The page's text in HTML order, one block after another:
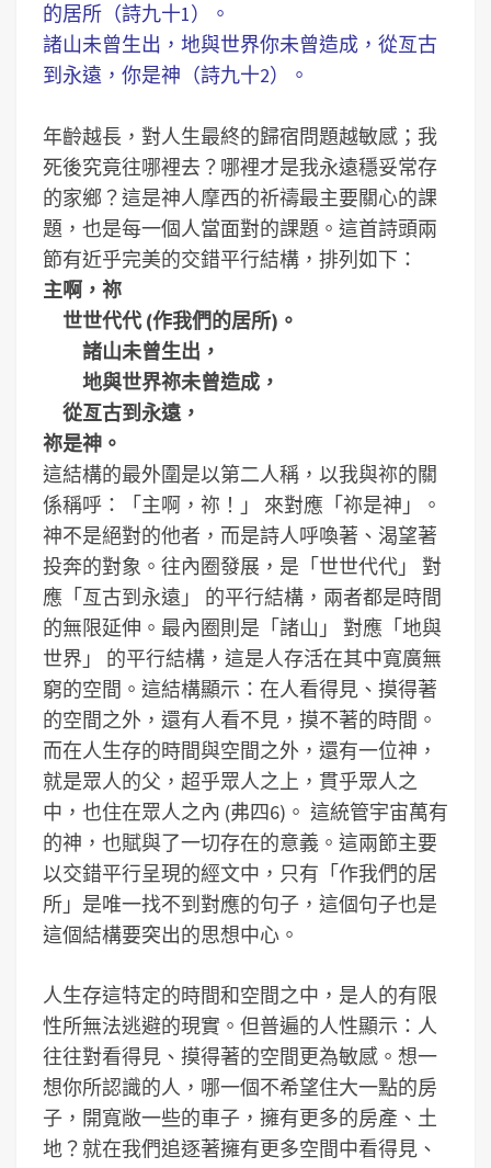
的居所（詩九十1）。
諸山未曾生出，地與世界你未曾造成，從亙古
到永遠，你是神（詩九十2）。
年齡越長，對人生最終的歸宿問題越敏感；我
死後究竟往哪裡去？哪裡才是我永遠穩妥常存
的家鄉？這是神人摩西的祈禱最主要關心的課
題，也是每一個人當面對的課題。這首詩頭兩
節有近乎完美的交錯平行結構，排列如下：
主啊，祢
世世代代 (作我們的居所)。
諸山未曾生出，
地與世界祢未曾造成，
從亙古到永遠，
祢是神。
這結構的最外圍是以第二人稱，以我與祢的關
係稱呼：「主啊，祢！」 來對應「祢是神」。
神不是絕對的他者，而是詩人呼喚著、渴望著
投奔的對象。往內圈發展，是「世世代代」 對
應「亙古到永遠」 的平行結構，兩者都是時間
的無限延伸。最內圈則是「諸山」 對應「地與
世界」 的平行結構，這是人存活在其中寬廣無
窮的空間。這結構顯示：在人看得見、摸得著
的空間之外，還有人看不見，摸不著的時間。
而在人生存的時間與空間之外，還有一位神，
就是眾人的父，超乎眾人之上，貫乎眾人之
中，也住在眾人之內 (弗四6)。 這統管宇宙萬有
的神，也賦與了一切存在的意義。這兩節主要
以交錯平行呈現的經文中，只有「作我們的居
所」是唯一找不到對應的句子，這個句子也是
這個結構要突出的思想中心。
人生存這特定的時間和空間之中，是人的有限
性所無法逃避的現實。但普遍的人性顯示：人
往往對看得見、摸得著的空間更為敏感。想一
想你所認識的人，哪一個不希望住大一點的房
子，開寬敞一些的車子，擁有更多的房產、土
地？就在我們追逐著擁有更多空間中看得見、